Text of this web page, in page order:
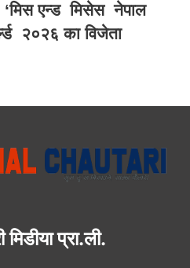
एन्ड मिसेस नेपाल
२०२६ का विजेता
मिडीया प्रा.ली.